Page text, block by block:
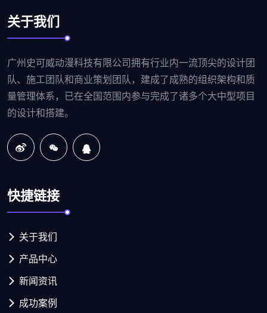
关于我们
广州史可威动漫科技有限公司拥有行业内一流顶尖的设计团
队、施工团队和商业策划团队，建成了成熟的组织架构和质
量管理体系，已在全国范围内参与完成了诸多个大中型项目
的设计和搭建。
快捷链接
关于我们
产品中心
新闻资讯
成功案例